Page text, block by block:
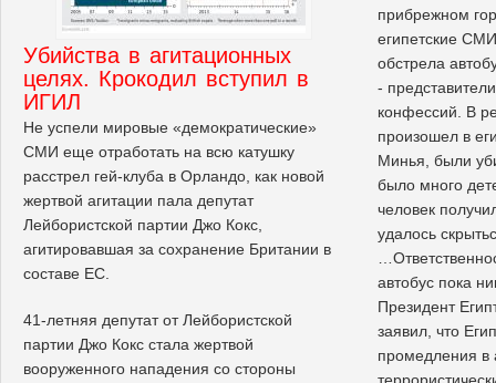
прибрежном
египетские
обстрела
-
конфессий. В
произошел в
Минья, были
было много
человек
удалось
автобус пока
Президент
заявил, что
промедления в
Убийства в агитационных
целях. Крокодил вступил в
ИГИЛ
Не успели мировые «демократические»
СМИ еще отработать на всю катушку
расстрел гей-клуба в Орландо, как новой
жертвой агитации пала депутат
Лейбористской партии Джо Кокс,
агитировавшая за сохранение Британии в
составе ЕС.
41-летняя депутат от Лейбористской
партии Джо Кокс стала жертвой
вооруженного нападения со стороны